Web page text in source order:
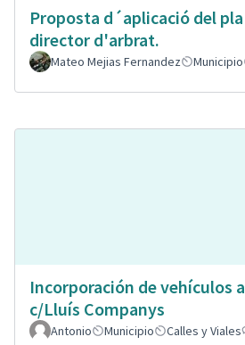
Proposta d´aplicació del pla
director d'arbrat.
Mateo Mejias Fernandez Municipio
Incorporación de vehículos a
c/Lluís Companys
Antonio Municipio Calles y Viales